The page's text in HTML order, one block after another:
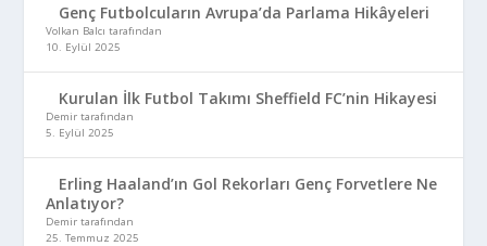
Genç Futbolcuların Avrupa’da Parlama Hikâyeleri
Volkan Balcı tarafından
10. Eylül 2025
Kurulan İlk Futbol Takımı Sheffield FC’nin Hikayesi
Demir tarafından
5. Eylül 2025
Erling Haaland’ın Gol Rekorları Genç Forvetlere Ne
Anlatıyor?
Demir tarafından
25. Temmuz 2025